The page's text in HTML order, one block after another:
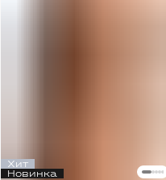
Хит
Новинка